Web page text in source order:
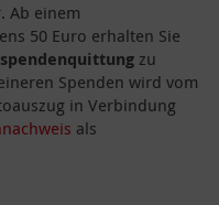
Ab einem
50 Euro erhalten Sie
zu
Spenden wird vom
in Verbindung
als